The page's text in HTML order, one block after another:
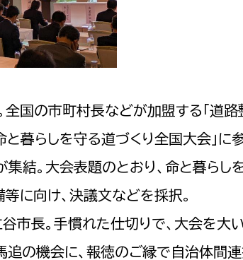
国の市町村長などが加盟する「道路
暮らしを守る道づくり全国大会」に
。大会表題のとおり、命と暮らしを
に向け、決議文などを採択。
市長。手慣れた仕切りで、大会を大
追の機会に、報徳のご縁で自治体間